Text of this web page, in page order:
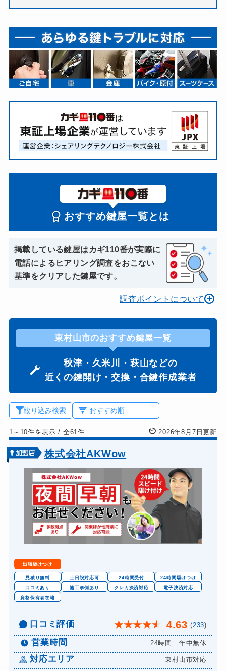
おすすめ鍵屋一覧とは
掲載している鍵屋はカギ110番が実際に
電話によるヒアリング調査をおこない
基準をクリアした鍵屋です。
調査ポイントについて
東村山市のおすすめ鍵屋一覧
秋津・久米川・萩山などの
近くの鍵開け・交換・合鍵作成業者
絞り込み検索
1～10件を表示/ 全61件 2026年8月7日更新
株式会社AKWow
出張駆けつけ
見積り無料 土日祝対応可 24時間受付
24時間駆けつけ
口コミあり
施工事例あり クレカ決済対応
電子決済対応
資格保有者在籍
口コミ評価 ★★★★★ 4.63 (233)
営業時間 24時間 年中無休
対応エリア 東村山市対応